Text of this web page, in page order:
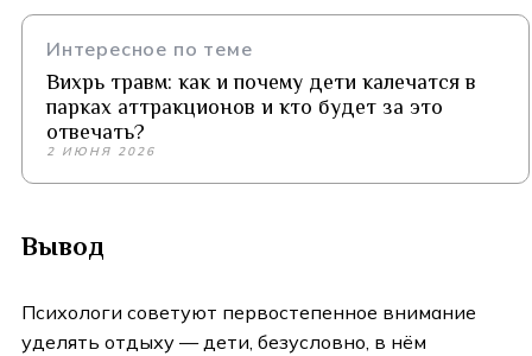
Интересное по теме
Вихрь травм: как и почему дети калечатся в
парках аттракционов и кто будет за это
отвечать?
2 ИЮНЯ 2026
Вывод
Психологи советуют первостепенное внимание
уделять отдыху — дети, безусловно, в нём